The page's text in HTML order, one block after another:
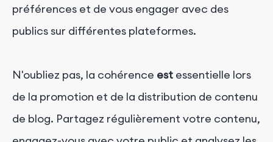
préférences et de vous engager avec des
publics sur différentes plateformes.
N'oubliez pas, la cohérence est essentielle lors
de la promotion et de la distribution de contenu
de blog. Partagez régulièrement votre contenu,